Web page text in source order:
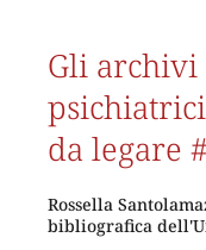
Gli archivi
da legare
Rossella
bibliografica